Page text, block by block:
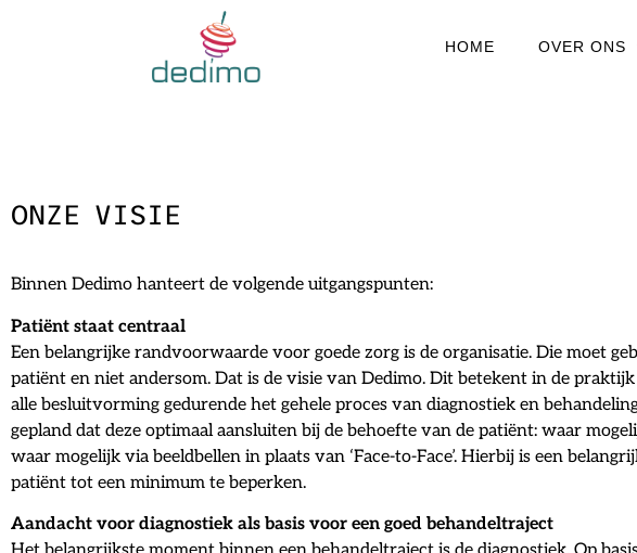
HOME OVER ONS
ONZE VISIE
Binnen Dedimo hanteert de volgende uitgangspunten:
Patiënt staat centraal
Een belangrijke randvoorwaarde voor goede zorg is de organisatie. Die moet
patiënt en niet andersom. Dat is de visie van Dedimo. Dit betekent in de
alle besluitvorming gedurende het gehele proces van diagnostiek en
gepland dat deze optimaal aansluiten bij de behoefte van de patiënt: waar
waar mogelijk via beeldbellen in plaats van ‘Face-to-Face’. Hierbij is een
patiënt tot een minimum te beperken.
Aandacht voor diagnostiek als basis voor een goed behandeltraject